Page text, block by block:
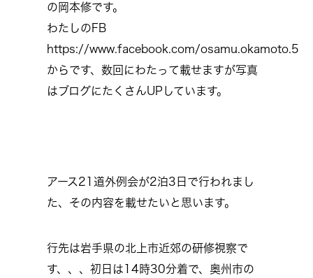
の岡本修です。
わたしのFB
https://www.facebook.com/osamu.okamoto.5
からです、数回にわたって載せますが写真
はブログにたくさんUPしています。
アース21道外例会が2泊3日で行われまし
た、その内容を載せたいと思います。
行先は岩手県の北上市近郊の研修視察で
す、、、初日は14時30分着で、奥州市の